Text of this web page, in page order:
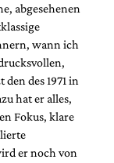
abgesehenen
wann ich
des 1971 in
hat er alles,
Fokus, klare
er noch von